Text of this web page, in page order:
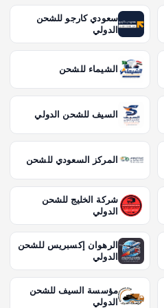
سعودي كارجو للشحن
الدولي
الشيماء للشحن
السيف للشحن الدولي
المركز السعودي للشحن
شركة الخليج للشحن
الدولي
الرهوان إكسبريس للشحن
الدولي
مؤسسة السيف للشحن
الدولي